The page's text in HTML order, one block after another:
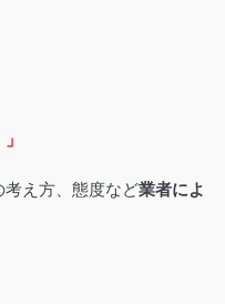
え方、態度など業者によ